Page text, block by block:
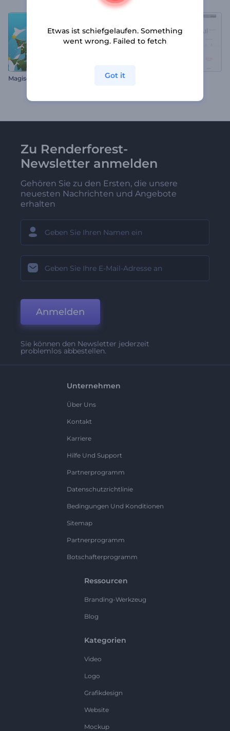
M
agische Weihnachtswelt Promo Zitat-Typografie-Paket
Zu Renderforest-
Newsletter anmelden
Gehören Sie zu den Ersten, die unsere
neuesten Nachrichten und Angebote
erhalten
Anmelden
Sie können den Newsletter jederzeit
problemlos abbestellen.
Unternehmen
Über Uns
Kontakt
Karriere
Hilfe Und Support
Partnerprogramm
Datenschutzrichtlinie
Bedingungen Und Konditionen
Sitemap
Partnerprogramm
Botschafterprogramm
Ressourcen
Branding-Werkzeug
Blog
Kategorien
Video
Logo
Grafikdesign
Website
Mockup
Etwas ist schiefgelaufen. Something
went wrong. Failed to fetch
Got it